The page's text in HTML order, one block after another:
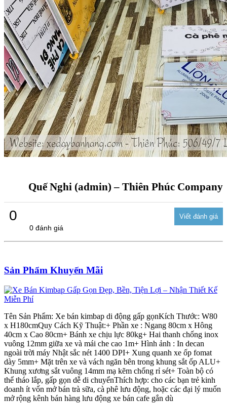
Quế Nghi (admin) – Thiên Phúc Company
0
0 đánh giá
Sản Phẩm Khuyến Mãi
Tên Sản Phẩm: Xe bán kimbap di động gấp gọnKích Thước: W80
x H180cmQuy Cách Kỹ Thuật:+ Phần xe : Ngang 80cm x Hông
40cm x Cao 80cm+ Bánh xe chịu lực 80kg+ Hai thanh chống inox
vuông 12mm giữa xe và mái che cao 1m+ Hình ảnh : In decan
ngoài trời máy Nhật sắc nét 1400 DPI+ Xung quanh xe ốp fomat
dày 5mm+ Mặt trên xe và vách ngăn bên trong khung sắt ốp ALU+
Khung xương sắt vuông 14mm mạ kẽm chống rỉ sét+ Toàn bộ có
thể tháo lắp, gấp gọn dễ di chuyểnThích hợp: cho các bạn trẻ kinh
doanh ít vốn mở bán trà sữa, cà phê lưu động, hoặc các đại lý muốn
mở rộng kênh bán hàng lưu động xe bán cafe gắn dù